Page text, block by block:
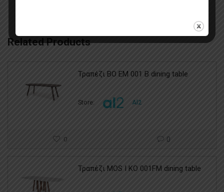
Related Products
Τραπέζι BO EM 001 B dining table
Store: Al2
0 0
Τραπέζι MOS I KO 001FM dining table